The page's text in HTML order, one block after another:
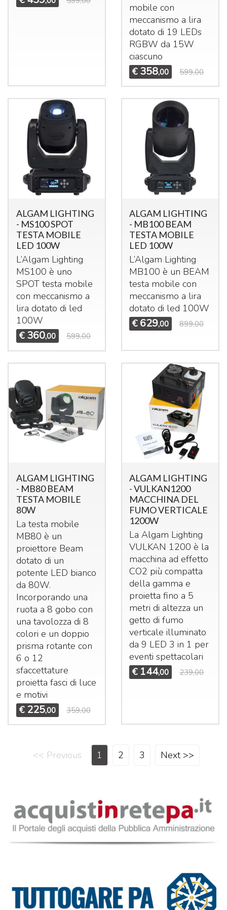
mobile con
meccanismo a lira
dotato di 19 LEDs
RGBW da 15W
ciascuno
€ 358,00 599,00
ALGAM LIGHTING
- MS100 SPOT
TESTA MOBILE
LED 100W
L’Algam Lighting
MS100 è uno
SPOTtesta mobile
con meccanismo a
lira dotato di led
100W
€ 360,00 599,00
ALGAM LIGHTING
- MB100 BEAM
TESTA MOBILE
LED 100W
L’Algam Lighting
MB100 è un BEAM
testa mobile con
meccanismo a lira
dotato di led 100W
€ 629,00 899,00
ALGAM LIGHTING
- MB80 BEAM
TESTA MOBILE
80W
La testa mobile
MB80 è un
proiettore Beam
dotato di un
potente LED bianco
da 80W.
Incorporando una
ruota a 8 gobo con
una tavolozza di 8
colori e un doppio
prisma rotante con
6 o 12
sfaccettature
proietta fasci di luce
e motivi
€ 225,00 359,00
ALGAM LIGHTING
- VULKAN1200
MACCHINA DEL
FUMO VERTICALE
1200W
La Algam Lighting
VULKAN 1200 è la
macchina ad effetto
CO2 più compatta
della gamma e
proietta fino a 5
metri di altezza un
getto di fumo
verticale illuminato
da 9 LED 3 in 1 per
eventi spettacolari
€ 144,00 239,00
<< Previous 1 2 3 Next >>